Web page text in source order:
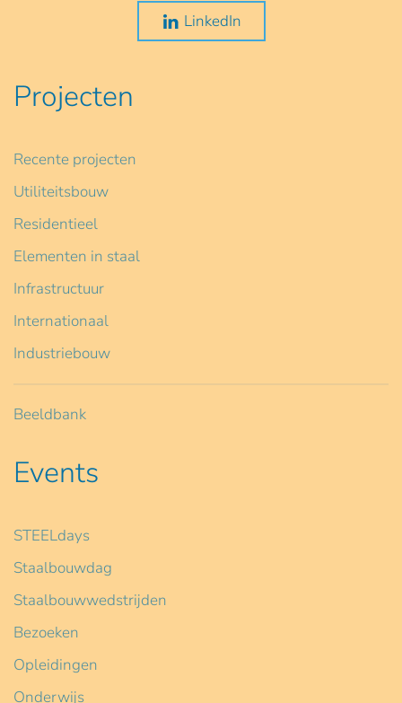
LinkedIn
Projecten
Recente projecten
Utiliteitsbouw
Residentieel
Elementen in staal
Infrastructuur
Internationaal
Industriebouw
Beeldbank
Events
STEELdays
Staalbouwdag
Staalbouwwedstrijden
Bezoeken
Opleidingen
Onderwijs